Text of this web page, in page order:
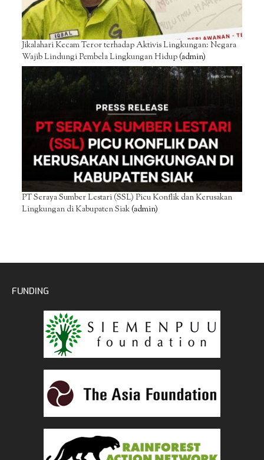
Jikalahari Kecam Teror terhadap Aktivis Lingkungan: Negara
Wajib Lindungi Pembela Lingkungan Hidup(admin)
PT Seraya Sumber Lestari (SSL) Picu Konflik dan Kerusakan
Lingkungan di Kabupaten Siak(admin)
FUNDING